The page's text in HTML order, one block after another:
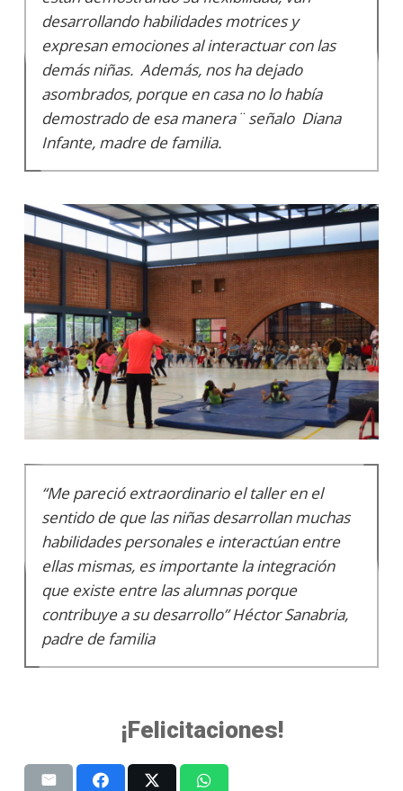
desarrollando habilidades motrices y
expresan emociones al interactuar con las
demás niñas. Además, nos ha dejado
asombrados, porque en casa no lo había
demostrado de esa manera¨ señalo Diana
Infante, madre de familia.
“Me pareció extraordinario el taller en el
sentido de que las niñas desarrollan muchas
habilidades personales e interactúan entre
ellas mismas, es importante la integración
que existe entre las alumnas porque
contribuye a su desarrollo” Héctor Sanabria,
padre de familia
¡Felicitaciones!